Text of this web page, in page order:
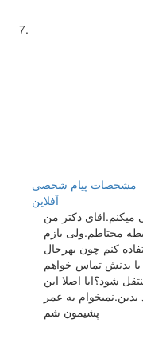
مشخصات پیام شخصی
آفلاين
میکنم.اقای دکتر من
محتاطم.ولی بازم
کنم چون بهرحال
با بدنش تماس خواهم
شود؟ایا اصلا این
یه عمر
پشیمون شم